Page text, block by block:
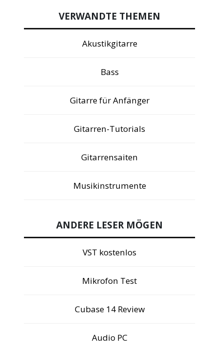
VERWANDTE THEMEN
Akustikgitarre
Bass
Gitarre für Anfänger
Gitarren-Tutorials
Gitarrensaiten
Musikinstrumente
ANDERE LESER MÖGEN
VST kostenlos
Mikrofon Test
Cubase 14 Review
Audio PC